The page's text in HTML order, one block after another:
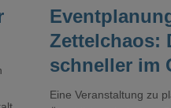
Zettelchaos:
schneller im
Eine Veranstaltung zu